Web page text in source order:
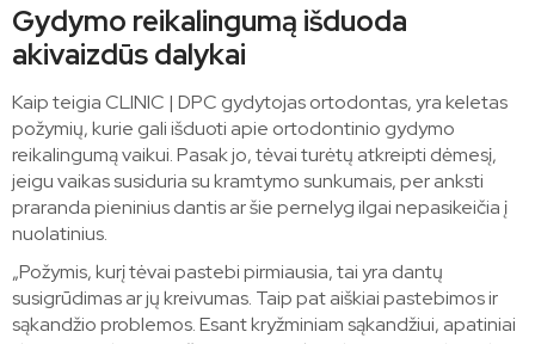
Gydymo reikalingumą išduoda
akivaizdūs dalykai
Kaip teigia CLINIC | DPC gydytojas ortodontas, yra keletas
požymių, kurie gali išduoti apie ortodontinio gydymo
reikalingumą vaikui. Pasak jo, tėvai turėtų atkreipti dėmesį,
jeigu vaikas susiduria su kramtymo sunkumais, per anksti
praranda pieninius dantis ar šie pernelyg ilgai nepasikeičia į
nuolatinius.
„Požymis, kurį tėvai pastebi pirmiausia, tai yra dantų
susigrūdimas ar jų kreivumas. Taip pat aiškiai pastebimos ir
sąkandžio problemos. Esant kryžminiam sąkandžiui, apatiniai